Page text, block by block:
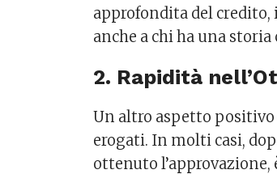
approfondita del credito,
anche a chi ha una
2. Rapidità
Un altro aspetto
erogati. In molti casi,
ottenuto l’approvazione,